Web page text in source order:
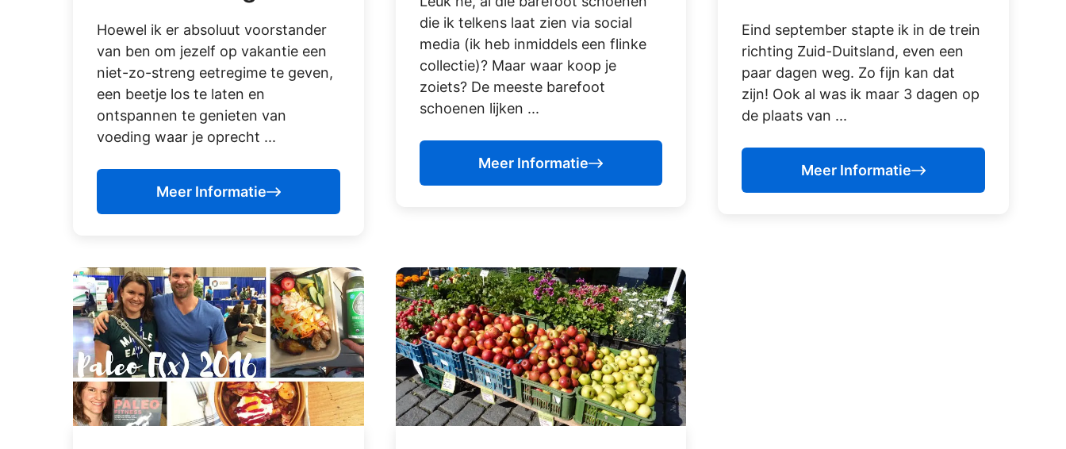
Hoewel ik er absoluut voorstander
van ben om jezelf op vakantie een
niet-zo-streng eetregime te geven,
een beetje los te laten en
ontspannen te genieten van
voeding waar je oprecht ...
Meer Informatie
die ik telkens laat zien via social
media (ik heb inmiddels een flinke
collectie)? Maar waar koop je
zoiets? De meeste barefoot
schoenen lijken ...
Meer Informatie
Eind september stapte ik in de trein
richting Zuid-Duitsland, even een
paar dagen weg. Zo fijn kan dat
zijn! Ook al was ik maar 3 dagen op
de plaats van ...
Meer Informatie